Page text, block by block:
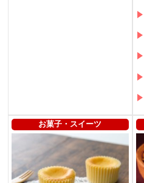
お菓子・スイーツ